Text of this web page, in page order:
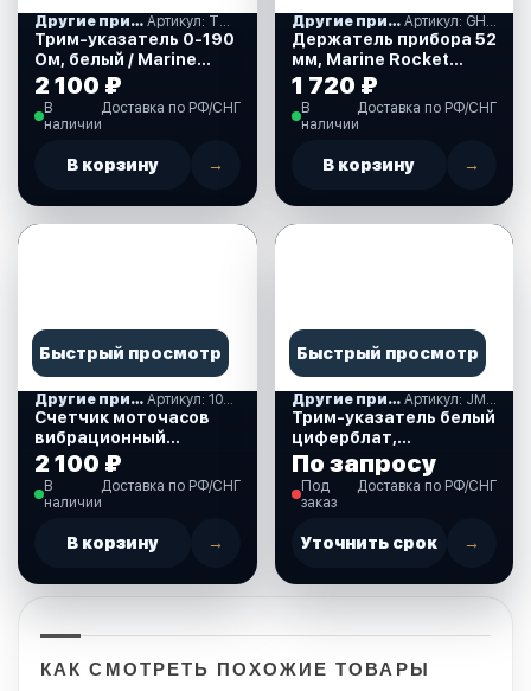
Другие приборы контроля
Трим-указатель 0-190
Ом, белый / Marine
Rocket
(TMA0002WSMR)
2 100 ₽
В
наличии
Доставка по РФ/СНГ
В корзину →
Другие приборы контроля
Держатель прибора 52
мм, Marine Rocket
(GH00052MMMR)
1 720 ₽
В
наличии
Доставка по РФ/СНГ
В корзину →
Быстрый просмотр
Другие приборы контроля
Счетчик моточасов
вибрационный
(10261491)
2 100 ₽
В
наличии
Доставка по РФ/СНГ
В корзину →
Быстрый просмотр
Другие приборы контроля
Трим-указатель белый
циферблат,
нержавеющий ободок,
0-190 Ом., д. 52 мм.
(JMV00298_KY09115)
По запросу
Под
заказ
Доставка по РФ/СНГ
Уточнить срок →
КАК СМОТРЕТЬ ПОХОЖИЕ ТОВАРЫ